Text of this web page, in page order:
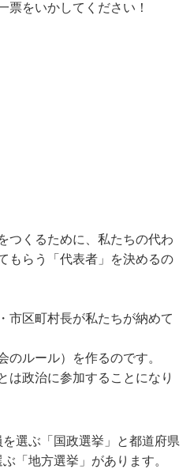
票をいかしてください！
つくるために、私たちの代わ
もらう「代表者」を決めるの
市区町村長が私たちが納めて
のルール）を作るのです。
は政治に参加することになり
選ぶ「国政選挙」と都道府県
「地方選挙」があります。